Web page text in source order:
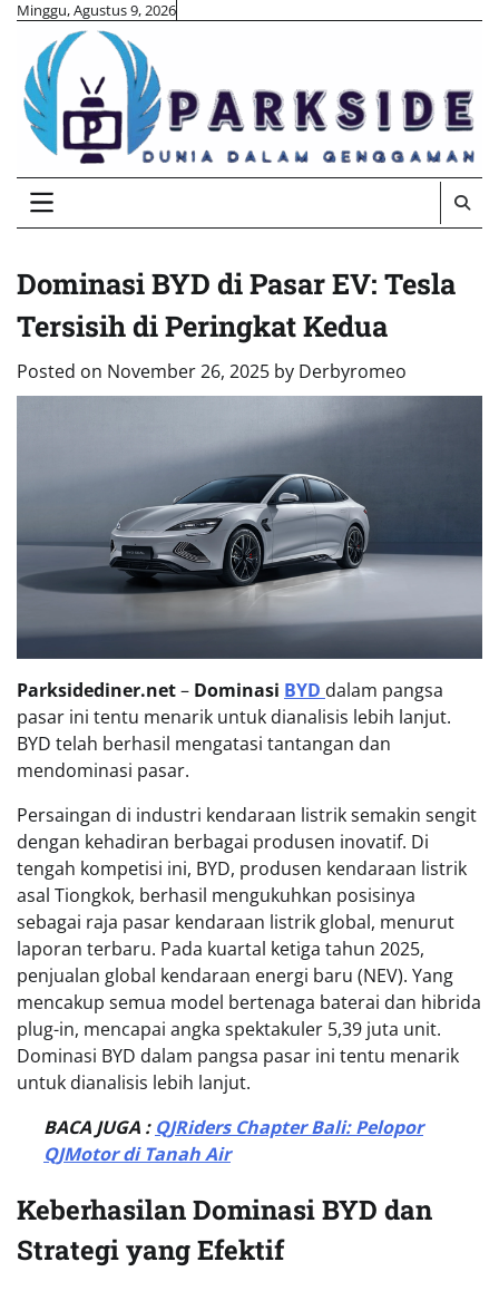
Skip
content
Minggu, Agustus 9, 2026
Dominasi BYD di Pasar EV: Tesla
Tersisih di Peringkat Kedua
Posted on November 26, 2025 by Derbyromeo
Parksidediner.net– Dominasi BYD dalam pangsa
pasar ini tentu menarik untuk dianalisis lebih lanjut.
BYD telah berhasil mengatasi tantangan dan
mendominasi pasar.
Persaingan di industri kendaraan listrik semakin sengit
dengan kehadiran berbagai produsen inovatif. Di
tengah kompetisi ini, BYD, produsen kendaraan listrik
asal Tiongkok, berhasil mengukuhkan posisinya
sebagai raja pasar kendaraan listrik global, menurut
laporan terbaru. Pada kuartal ketiga tahun 2025,
penjualan global kendaraan energi baru (NEV). Yang
mencakup semua model bertenaga baterai dan hibrida
plug-in, mencapai angka spektakuler 5,39 juta unit.
Dominasi BYD dalam pangsa pasar ini tentu menarik
untuk dianalisis lebih lanjut.
BACA JUGA : QJRiders Chapter Bali: Pelopor
QJMotor di Tanah Air
Keberhasilan Dominasi BYD dan
Strategi yang Efektif